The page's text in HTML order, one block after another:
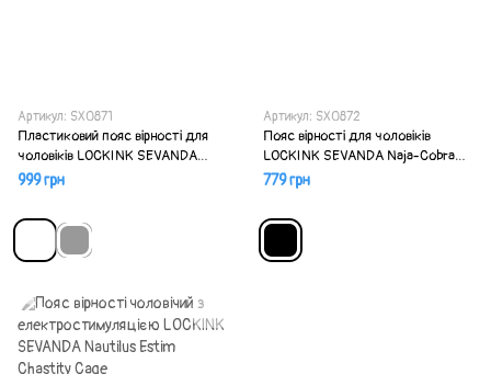
Артикул: SX0871
Пластиковий пояс вірності для
чоловіків LOCKINK SEVANDA
Plastic Penis Chastity Cage
999 грн
Артикул: SX0872
Пояс вірності для чоловіків
LOCKINK SEVANDA Naja-Cobra
Chastity Cage Satin Black
779 грн